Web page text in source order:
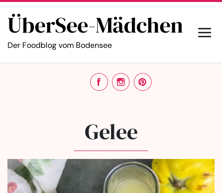
ÜberSee-Mädchen
Der Foodblog vom Bodensee
Gelee